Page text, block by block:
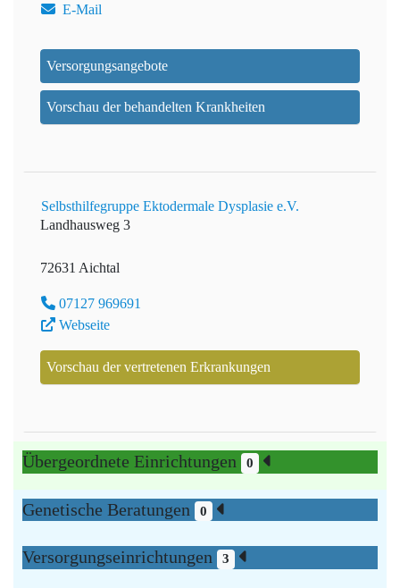
E-Mail
Versorgungsangebote
Vorschau der behandelten Krankheiten
Selbsthilfegruppe Ektodermale Dysplasie e.V.
Landhausweg 3
72631 Aichtal
07127 969691
Webseite
Vorschau der vertretenen Erkrankungen
Übergeordnete Einrichtungen 0
Genetische Beratungen 0
Versorgungseinrichtungen 3